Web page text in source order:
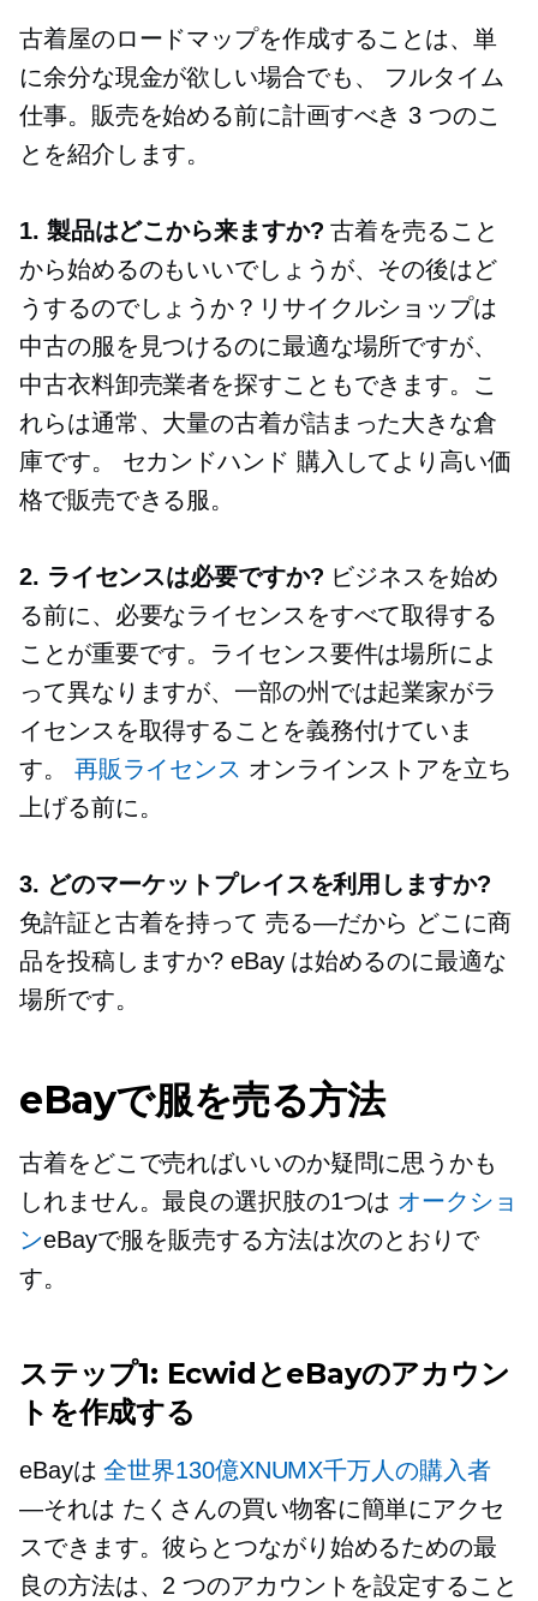
古着屋のロードマップを作成することは、単
に余分な現金が欲しい場合でも、 フルタイム
仕事。販売を始める前に計画すべき 3 つのこ
とを紹介します。
1. 製品はどこから来ますか?古着を売ること
から始めるのもいいでしょうが、その後はど
うするのでしょうか？リサイクルショップは
中古の服を見つけるのに最適な場所ですが、
中古衣料卸売業者を探すこともできます。こ
れらは通常、大量の古着が詰まった大きな倉
庫です。 セカンドハンド 購入してより高い価
格で販売できる服。
2. ライセンスは必要ですか? ビジネスを始め
る前に、必要なライセンスをすべて取得する
ことが重要です。ライセンス要件は場所によ
って異なりますが、一部の州では起業家がラ
イセンスを取得することを義務付けていま
す。 再販ライセンス オンラインストアを立ち
上げる前に。
3. どのマーケットプレイスを利用しますか?
免許証と古着を持って 売る—だから どこに商
品を投稿しますか? eBay は始めるのに最適な
場所です。
eBayで服を売る方法
古着をどこで売ればいいのか疑問に思うかも
しれません。最良の選択肢の1つは オークショ
ンeBayで服を販売する方法は次のとおりで
す。
ステップ1: EcwidとeBayのアカウン
トを作成する
eBayは全世界130億XNUMX千万人の購入者
—それは たくさんの買い物客に簡単にアクセ
スできます。彼らとつながり始めるための最
良の方法は、2 つのアカウントを設定すること